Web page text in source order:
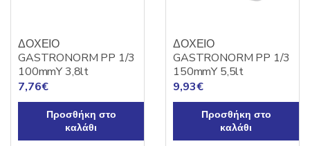
ΔΟΧΕΙΟ
GASTRONORM PP 1/3
100mmY 3,8lt
7,76€
Προσθήκη στο
καλάθι
ΔΟΧΕΙΟ
GASTRONORM PP 1/3
150mmY 5,5lt
9,93€
Προσθήκη στο
καλάθι